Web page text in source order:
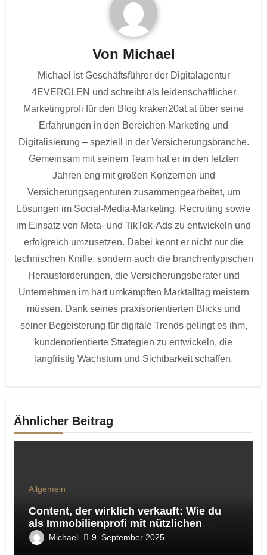
Von Michael
Michael ist Geschäftsführer der Digitalagentur
4EVERGLEN und schreibt als leidenschaftlicher
Marketingprofi für den Blog kraken20at.at über seine
Erfahrungen in den Bereichen Marketing und
Digitalisierung – speziell in der Versicherungsbranche.
Gemeinsam mit seinem Team hat er in den letzten
Jahren eng mit großen Konzernen und
Versicherungsagenturen zusammengearbeitet, um
Lösungen im Social-Media-Marketing, Recruiting sowie
im Einsatz von Meta- und TikTok-Ads zu entwickeln und
erfolgreich umzusetzen. Dabei kennt er nicht nur die
technischen Kniffe, sondern auch die branchentypischen
Herausforderungen, die Versicherungsberater und
Unternehmen im hart umkämpften Marktalltag meistern
müssen. Dank seines praxisorientierten Blicks und
seiner Begeisterung für digitale Trends gelingt es ihm,
kundenorientierte Strategien zu entwickeln, die
langfristig Wachstum und Sichtbarkeit schaffen.
Ähnlicher Beitrag
Allgemein
Content, der wirklich verkauft: Wie du
als Immobilienprofi mit nützlichen
Ratgeber-Artikeln Sichtbarkeit, Vertrauen
und Leads gewinnst
Michael 9. September 2025